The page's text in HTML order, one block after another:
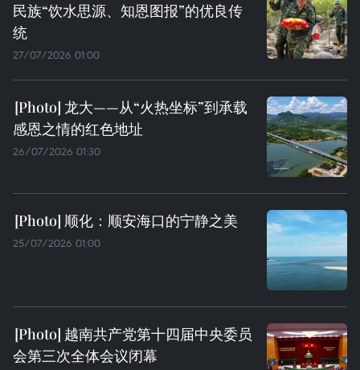
民族“饮水思源、知恩图报”的优良传
统
27/07/2026 01:00
龙大——从“火热坐标”到承载
感恩之情的红色地址
26/07/2026 01:30
顺化：顺安海口的宁静之美
25/07/2026 01:00
越南共产党第十四届中央委员
会第三次全体会议闭幕